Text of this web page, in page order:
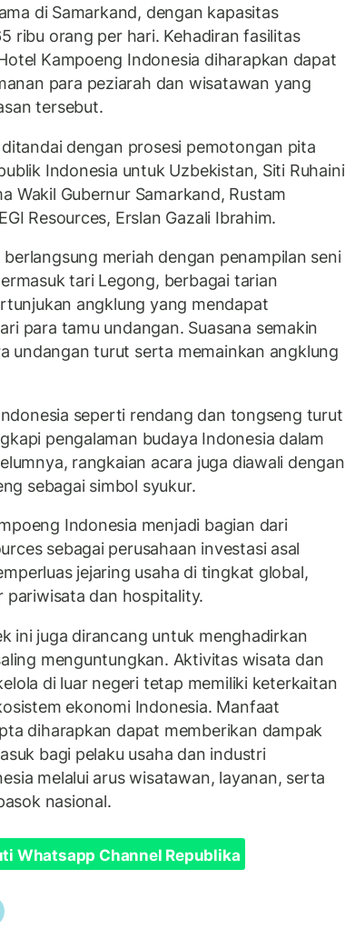
di Samarkand, dengan kapasitas
ribu orang per hari. Kehadiran fasilitas
Kampoeng Indonesia diharapkan dapat
para peziarah dan wisatawan yang
tersebut.
dengan prosesi pemotongan pita
Indonesia untuk Uzbekistan, Siti Ruhaini
Wakil Gubernur Samarkand, Rustam
Resources, Erslan Gazali Ibrahim.
berlangsung meriah dengan penampilan seni
tari Legong, berbagai tarian
angklung yang mendapat
para tamu undangan. Suasana semakin
undangan turut serta memainkan angklung
seperti rendang dan tongseng turut
pengalaman budaya Indonesia dalam
rangkaian acara juga diawali dengan
sebagai simbol syukur.
Indonesia menjadi bagian dari
sebagai perusahaan investasi asal
jejaring usaha di tingkat global,
pariwisata dan hospitality.
ini juga dirancang untuk menghadirkan
menguntungkan. Aktivitas wisata dan
di luar negeri tetap memiliki keterkaitan
ekonomi Indonesia. Manfaat
diharapkan dapat memberikan dampak
bagi pelaku usaha dan industri
melalui arus wisatawan, layanan, serta
nasional.
Whatsapp Channel Republika